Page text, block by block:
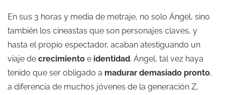
En sus 3 horas y media de metraje, no solo Ángel, sino
también los cineastas que son personajes claves, y
hasta el propio espectador, acaban atestiguando un
viaje de crecimiento e identidad. Ángel, tal vez haya
tenido que ser obligado a madurar demasiado pronto,
a diferencia de muchos jóvenes de la generación Z,